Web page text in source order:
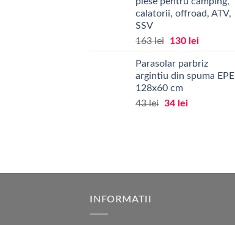
calatorii, offroad, ATV,
SSV
163lei
Prețul
a
fost:
163 lei.
130 leiPrețul
este:
130 lei.
Parasolar parbriz
argintiu din spuma EPE
128x60 cm
43lei Prețul
34 leiPrețul
INFORMATII